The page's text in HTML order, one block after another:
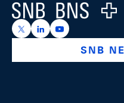
Logo
https://x.com/snb_bns
https://https://
SNB